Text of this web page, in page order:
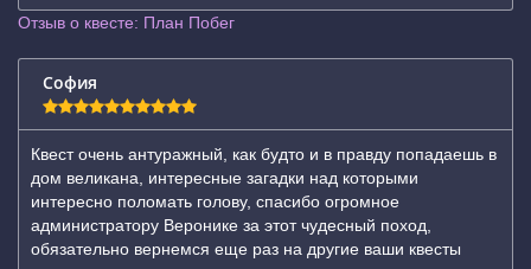
Отзыв о квесте: План Побег
София
Квест очень антуражный, как будто и в правду попадаешь в
дом великана, интересные загадки над которыми
интересно поломать голову, спасибо огромное
администратору Веронике за этот чудесный поход,
обязательно вернемся еще раз на другие ваши квесты